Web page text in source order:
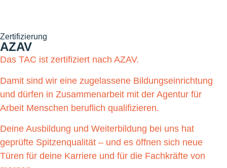
Zertifizierung
AZAV
Das TAC ist zertifiziert nach AZAV.
Damit sind wir eine zugelassene Bildungseinrichtung
und dürfen in Zusammenarbeit mit der Agentur für
Arbeit Menschen beruflich qualifizieren.
Deine Ausbildung und Weiterbildung bei uns hat
geprüfte Spitzenqualität – und es öffnen sich neue
Türen für deine Karriere und für die Fachkräfte von